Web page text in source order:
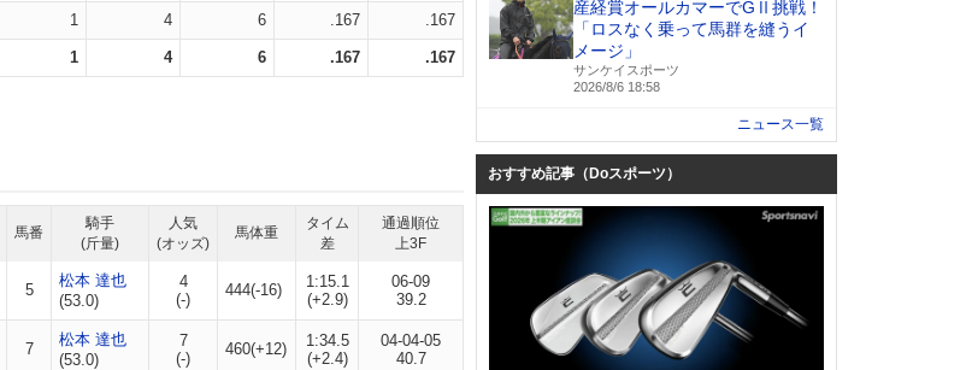
1 4 6 .167 .167
1 4 6 .167 .167
馬番
騎手
(斤量)
人気
(オッズ)
馬体重
タイム
差
通過順位
上3F
5
松本 達也
(53.0)
4
(-)
444(-16)
1:15.1
(+2.9)
06-09
39.2
7
松本 達也
(53.0)
7
(-)
460(+12)
1:34.5
(+2.4)
04-04-05
40.7
産経賞オールカマーでGⅡ挑戦！
「ロスなく乗って馬群を縫うイ
メージ」
サンケイスポーツ
2026/8/6 18:58
ニュース一覧
おすすめ記事（Doスポーツ）